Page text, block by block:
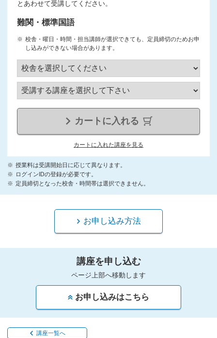
とあわせて受講してください。
難関・標準国語
校舎・曜日・時間・担当講師が選択できても、定員締切のためお申
し込みができない場合があります。
カートに入れる
カートに入れた講座を見る
授業料は受講開始日に応じて異なります。
ログインIDの登録が必要です。
定員締切となった校舎・時間帯は選択できません。
お申し込み方法
講座を申し込む
ページ上部へ移動します
お申し込みはこちら
講座一覧へ